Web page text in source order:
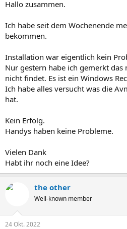
m
Hallo zusammen.
Ich habe seit dem Wochenende
bekommen.
Installation war eigentlich kein
Nur gestern habe ich gemerkt das
nicht findet. Es ist ein Windows
Ich habe alles versucht was die
hat.
Kein Erfolg.
Handys haben keine Probleme.
Vielen Dank
Habt ihr noch eine Idee?
the other
Well-known member
24 Okt. 2022